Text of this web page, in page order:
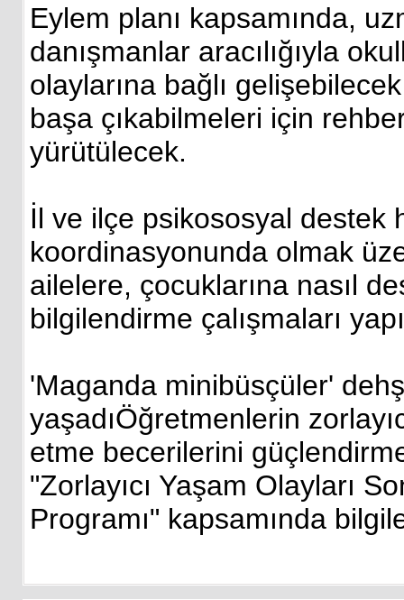
Eylem planı kapsamında,
danışmanlar aracılığıyla
olaylarına bağlı
başa çıkabilmeleri için
yürütülecek.
İl ve ilçe psikososyal destek
koordinasyonunda olmak
ailelere, çocuklarına nasıl
bilgilendirme çalışmaları
'Maganda minibüsçüler'
yaşadıÖğretmenlerin
etme becerilerini
"Zorlayıcı Yaşam Olayları
Programı" kapsamında